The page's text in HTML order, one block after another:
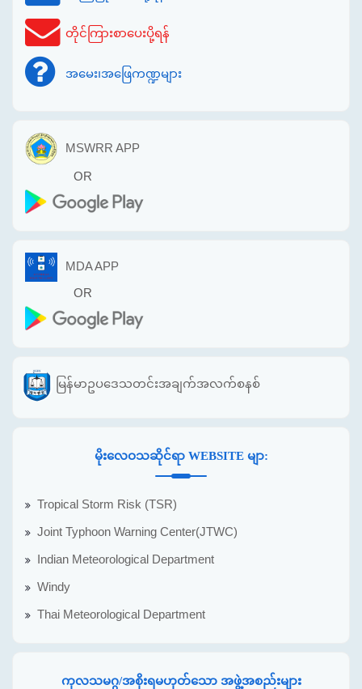
တိုင်ကြားစာပေးပို့ရန်
အမေး၊အဖြေကဏ္ဍများ
MSWRR APP
OR
MDA APP
OR
မြန်မာဥပဒေသတင်းအချက်အလက်စနစ်
မိုးလေဝသဆိုင်ရာ WEBSITE မျာ:
Tropical Storm Risk (TSR)
Joint Typhoon Warning Center(JTWC)
Indian Meteorological Department
Windy
Thai Meteorological Department
ကုလသမဂ္ဂ/အစိုးရမဟုတ်သော အဖွဲ့အစည်းများ